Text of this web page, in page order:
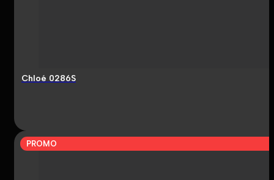
Chloé 0286S
PROMO